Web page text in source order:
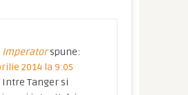
Imperator spune:
2014 la 9:05
Intre Tanger si